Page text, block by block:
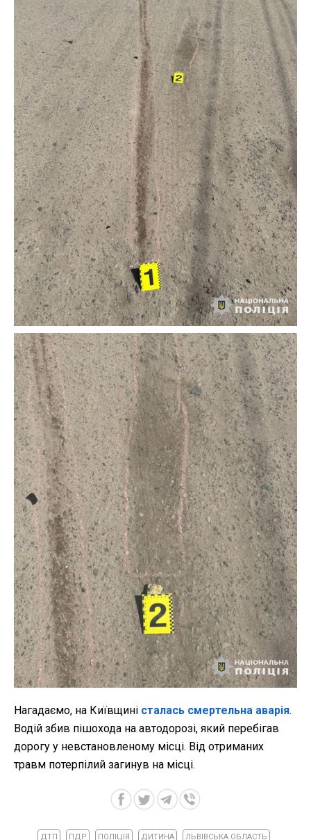
Нагадаємо, на Київщині сталась смертельна аварія.
Водій збив пішохода на автодорозі, який перебігав
дорогу у невстановленому місці. Від отриманих
травм потерпілий загинув на місці.
ДТП ПДР ПОЛІЦІЯ ДИТИНА ЛЬВІВСЬКА ОБЛАСТЬ